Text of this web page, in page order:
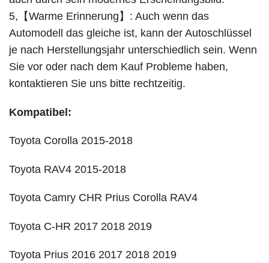
5,【Warme Erinnerung】: Auch wenn das
Automodell das gleiche ist, kann der Autoschlüssel
je nach Herstellungsjahr unterschiedlich sein. Wenn
Sie vor oder nach dem Kauf Probleme haben,
kontaktieren Sie uns bitte rechtzeitig.
Kompatibel:
Toyota Corolla 2015-2018
Toyota RAV4 2015-2018
Toyota Camry CHR Prius Corolla RAV4
Toyota C-HR 2017 2018 2019
Toyota Prius 2016 2017 2018 2019